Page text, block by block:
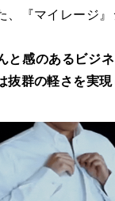
、『マイレージ』
と感のあるビジ
抜群の軽さを実現